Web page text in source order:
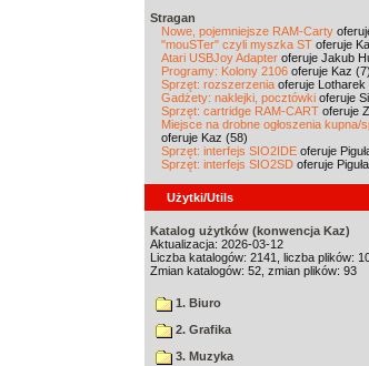
Stragan
Nowe, pojemniejsze RAM-Carty
"mouSTer" czyli myszka ST oferuje
Atari USBJoy Adapter oferuje Jakub
Programy: Kolony 2106 oferuje Kaz (7)
Sprzęt: rozszerzenia oferuje Lotharek
Gadżety: naklejki, pocztówki oferuje
Sprzęt: cartridge RAM-CART oferuje
Miejsce na drobne ogłoszenia kupna/
oferuje Kaz (58)
Sprzęt: interfejs SIO2IDE oferuje
Sprzęt: interfejs SIO2SD oferuje
Użytki/Utils
Katalog użytków (konwencja Kaz)
Aktualizacja: 2026-03-12
Liczba katalogów: 2141, liczba plików:
Zmian katalogów: 52, zmian plików: 93
1. Biuro
2. Grafika
3. Muzyka